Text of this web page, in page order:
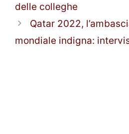
delle colleghe
Qatar 2022,
mondiale indigna: